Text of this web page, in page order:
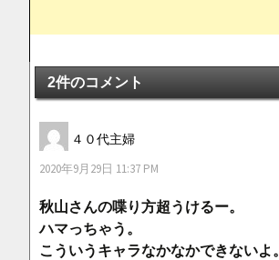
2件のコメント
４０代主婦
2020年9月29日 11:37 PM
秋山さんの喋り方超うけるー。
ハマっちゃう。
こういうキャラなかなかできないよ。